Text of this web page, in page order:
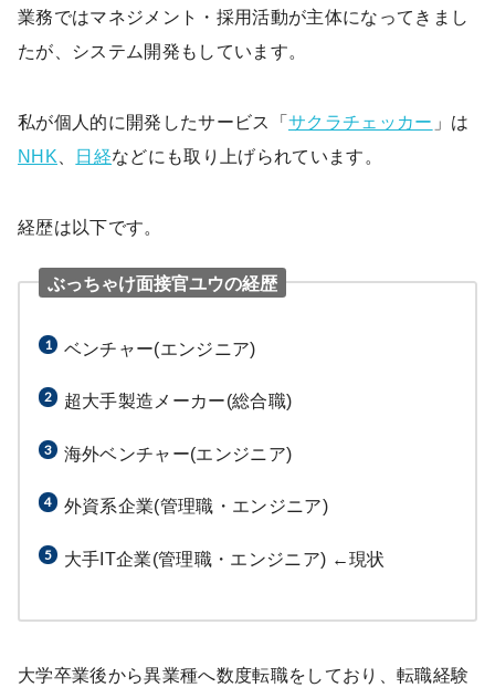
業務ではマネジメント・採用活動が主体になってきまし
たが、システム開発もしています。
私が個人的に開発したサービス「サクラチェッカー 」は
NHK
日経などにも取り上げられています。
経歴は以下です。
ぶっちゃけ面接官ユウの経歴
ベンチャー(エンジニア)
超大手製造メーカー(総合職)
海外ベンチャー(エンジニア)
外資系企業(管理職・エンジニア)
大手IT企業(管理職・エンジニア) ←現状
大学卒業後から異業種へ数度転職をしており、転職経験